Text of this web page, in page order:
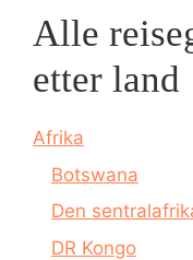
Alle
etter land
Afrika
Botswana
Den
DR Kongo